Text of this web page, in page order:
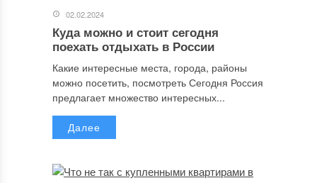
02.02.2024
Куда можно и стоит сегодня
поехать отдыхать в России
Какие интересные места, города, районы
можно посетить, посмотреть Сегодня Россия
предлагает множество интересных...
Далее